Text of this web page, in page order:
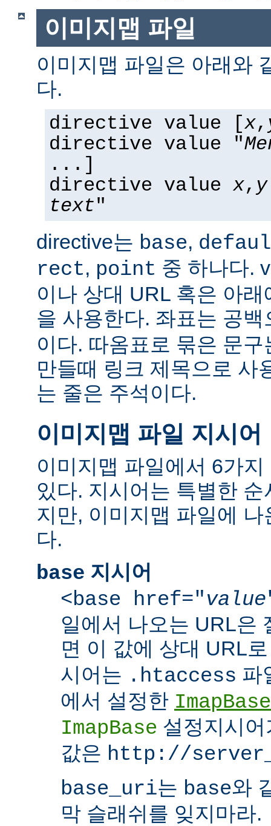
이미지맵 파일
이미지맵 파일은 아래와
다.
directive value [x,
directive value "
...]
directive value x, y
text"
directive는 base,
rect, point 중 하나다.
이나 상대 URL 혹은 아
을 사용한다. 좌표는 공
이다. 따옴표로 묶은 문
만들때 링크 제목으로 사
는 줄은 주석이다.
이미지맵 파일 지시어
이미지맵 파일에서 6가
있다. 지시어는 특별한
지만, 이미지맵 파일에
다.
base 지시어
<base href="value
일에서 나오는 URL은
면 이 값에 상대 URL
시어는 .htaccess 파
에서 설정한 ImapBase
ImapBase 설정지시
값은 http://
base_uri는 base와
막 슬래쉬를 잊지마라.